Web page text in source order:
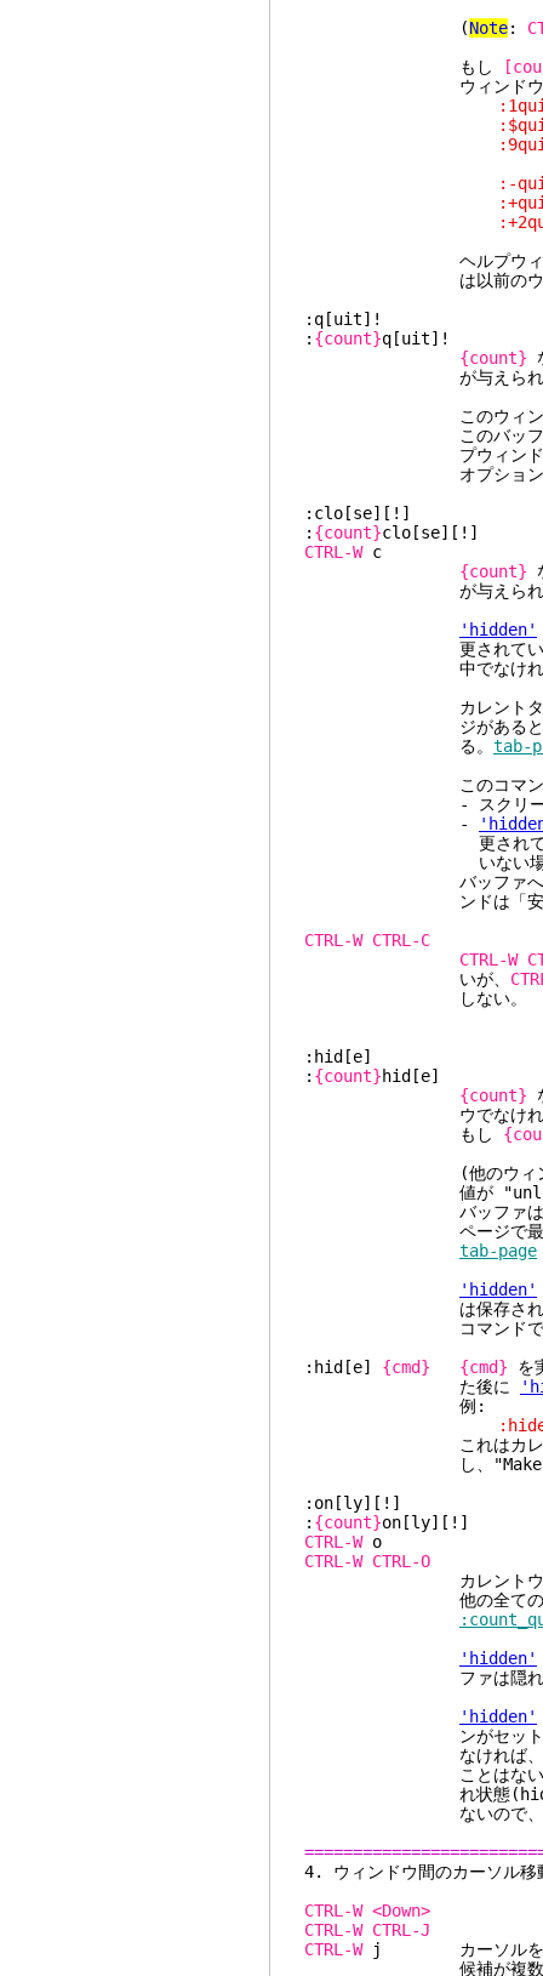
(Note:
もし
ウィンドウが閉
:1quit " 最初の
:$quit " 最後の
:9quit " 最後の
:-quit " 前のウ
:+quit " 次のウ
:+2quit " 2 個先
ヘルプウィンドウを閉
は以前のウィンドウ
:q[uit]!
: {count}q[uit]!
{count}
が与えられた
このウィンドウがバッ
このバッファに対する
プウィンドウを除く)
オプションがセットさ
:clo[se][!]
: {count}clo[se][!]
CTRL-W
{count}
が与えられた
'hidden'
更されていて[!]を使用
中でなければ)バッ
カレントタブ
ジがあるとき、このコ
る。 tab-
このコマンド
- スクリーン上に1
-
更されていて、かつ
いない場
バッファへの変更は保
ンドは「安全な」
CTRL-W CTRL-C
CTRL-W
いが、
しない。
:hid[e]
: {count}hid[e]
{count}
ウでなければ、カレ
もし
(他のウィンドウが
値が "unload",
バッファは隠れ状態
ページで最後のウィ
tab-page
'hidden'
は保存されず、失われ
コマンドであ
:hid[e] {cmd} {cmd} を
た後に
例:
:hide edit
これはカレントバッフ
し、"Makefile"
:on[ly][!]
: {count}on[ly][!]
CTRL-W
CTRL-W CTRL-O
カレントウィンドウを
他の全てのウィン
'hidden'
ファは隠れ状態
'hidden'
ンがセットされている
なければ、編集中のバ
ことはない。ただし[!]
れ状態(hidden)となる
ないので、変更は
4. ウィンドウ
CTRL-W <Down>
CTRL-W CTRL-J
CTRL-Wj カーソルをカレ
候補が複数ある場合は